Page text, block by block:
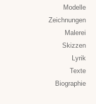
Modelle
Zeichnungen
Malerei
Skizzen
Lyrik
Texte
Biographie